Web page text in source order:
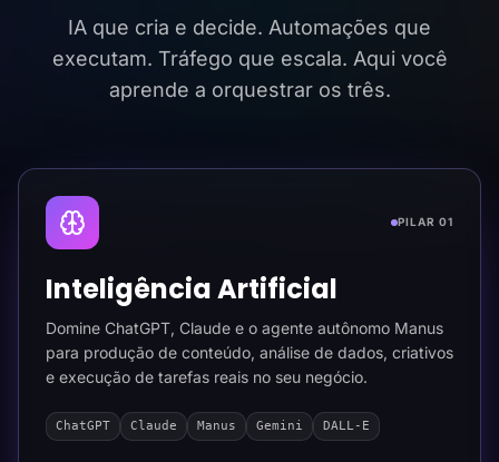
IA que cria e decide. Automações que
executam. Tráfego que escala. Aqui você
aprende a orquestrar os três.
PILAR 01
Inteligência Artificial
Domine ChatGPT, Claude e o agente autônomo Manus
para produção de conteúdo, análise de dados, criativos
e execução de tarefas reais no seu negócio.
ChatGPT Claude Manus Gemini DALL-E